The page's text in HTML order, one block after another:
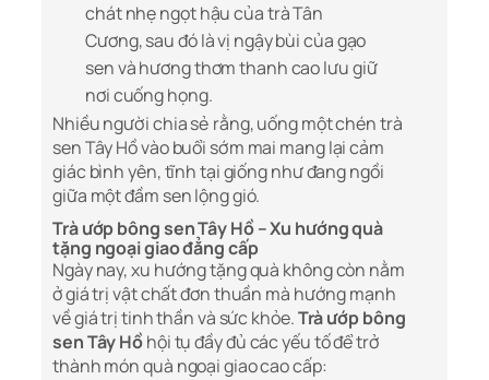
chát nhẹ ngọt hậu của trà Tân
Cương, sau đó là vị ngậy bùi của gạo
sen và hương thơm thanh cao lưu giữ
nơi cuống họng.
Nhiều người chia sẻ rằng, uống một chén trà
sen Tây Hồ vào buổi sớm mai mang lại cảm
giác bình yên, tĩnh tại giống như đang ngồi
giữa một đầm sen lộng gió.
Trà ướp bông sen Tây Hồ – Xu hướng quà
tặng ngoại giao đẳng cấp
Ngày nay, xu hướng tặng quà không còn nằm
ở giá trị vật chất đơn thuần mà hướng mạnh
về giá trị tinh thần và sức khỏe.Trà ướp bông
sen Tây Hồhội tụ đầy đủ các yếu tố để trở
thành món quà ngoại giao cao cấp: